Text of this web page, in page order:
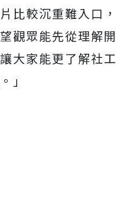
比較沉重難入口，
觀眾能先從理解開
大家能更了解社工
」